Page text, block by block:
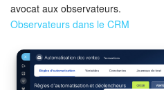
Réseau de succursales
Questions générales
avocat aux observateurs.
Observateurs dans le CRM